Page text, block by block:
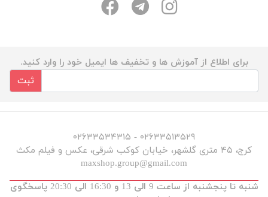
برای اطلاع از آموزش ها و تخفیف ها ایمیل خود را وارد کنید.
ثبت
۰۲۶۳۳۵۱۳۵۲۹ - ۰۲۶۳۳۵۳۴۳۱۵
کرج، ۴۵ متری گلشهر، خیابان کوکب شرقی، عکس و فیلم مکث
maxshop.group@gmail.com
شنبه تا پنجشنبه از ساعت 9 الی 13 و 16:30 الی 20:30 پاسخگوی